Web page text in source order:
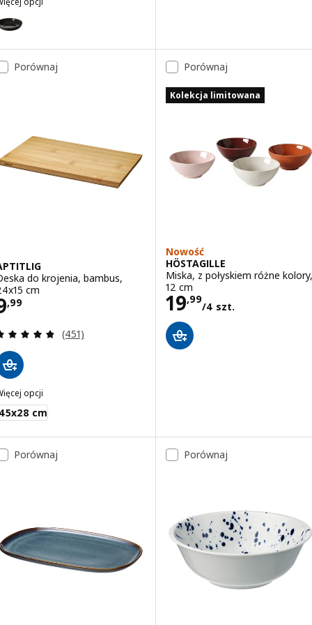
GLADELIG, Miska, ciemnoszary, 30 cm
Porównaj
do krojenia, bambus,
cm
,99 9,99
Recenzja: 4.8 z 5 gwiazdki. Łączna liczba recenzji:
(451)
opcji
cm
Porównaj
Kolekcja limitowana
Nowość
HÖSTAGILLE
Miska, z połyskiem różne kolory,
12 cm
19,99
/4 szt.
Cena 19,99/4
Porównaj Porównaj